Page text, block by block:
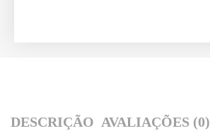
DESCRIÇÃO AVALIAÇÕES (0)